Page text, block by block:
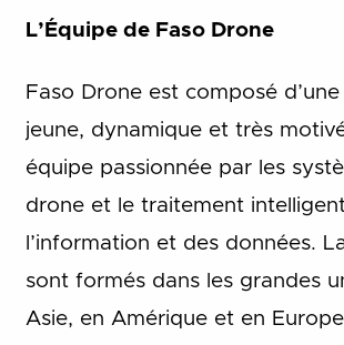
L’Équipe de Faso Drone
Faso Drone est composé
jeune, dynamique et très
équipe passionnée par les
drone et le traitement
l’information et des données.
sont formés dans les grandes
Asie, en Amérique et en